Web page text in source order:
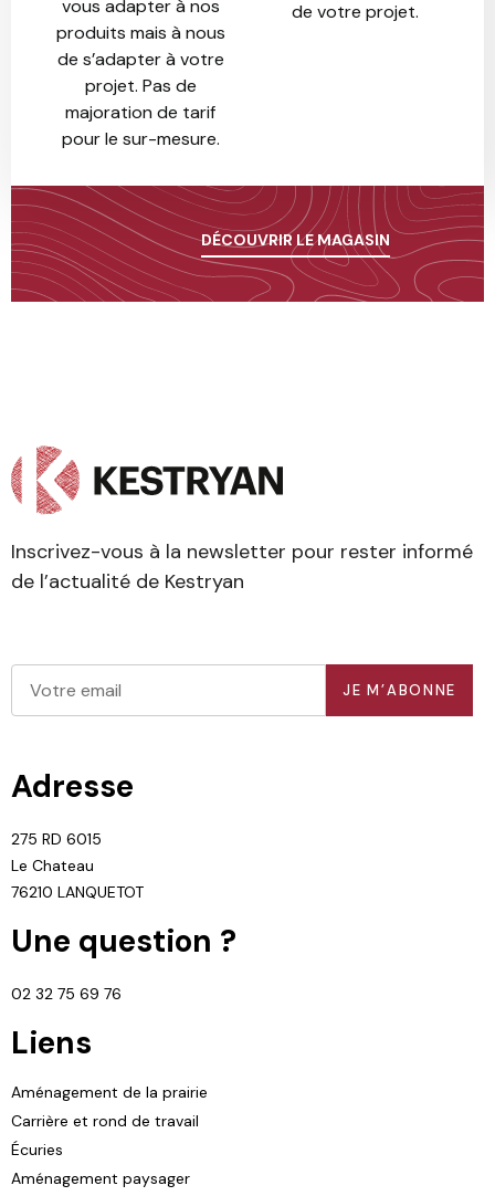
vous adapter à nos
produits mais à nous
de s’adapter à votre
projet. Pas de
majoration de tarif
pour le sur-mesure.
de votre projet.
DÉCOUVRIR LE MAGASIN
Inscrivez-vous à la newsletter pour rester informé
de l’actualité de Kestryan
JE M’ABONNE
Adresse
275 RD 6015
Le Chateau
76210 LANQUETOT
Une question ?
02 32 75 69 76
Liens
Aménagement de la prairie
Carrière et rond de travail
Écuries
Aménagement paysager